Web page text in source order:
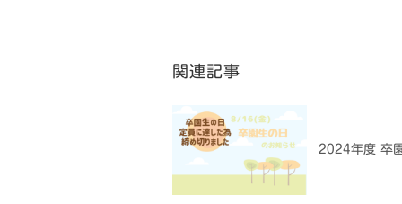
関連記事
2024年度 卒